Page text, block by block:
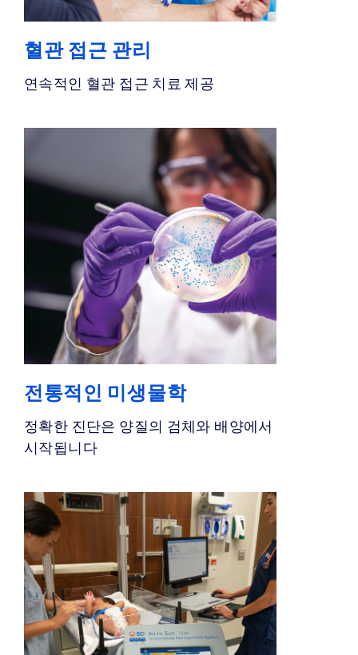
혈관 접근 관리
연속적인 혈관 접근 치료 제공
전통적인 미생물학
정확한 진단은 양질의 검체와 배양에서
시작됩니다